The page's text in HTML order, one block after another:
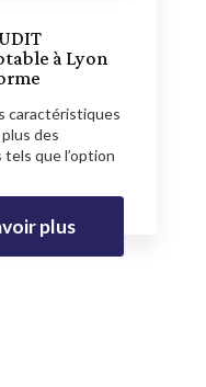
à Lyon
caractéristiques
des
que l’option
plus